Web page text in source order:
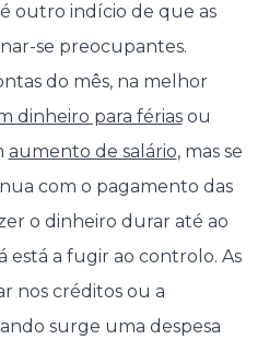
outro indício de que as
se preocupantes.
do mês, na melhor
dinheiro para fériasou
aumento de salário, mas se
com o pagamento das
o dinheiro durar até ao
está a fugir ao controlo. As
nos créditos ou a
surge uma despesa